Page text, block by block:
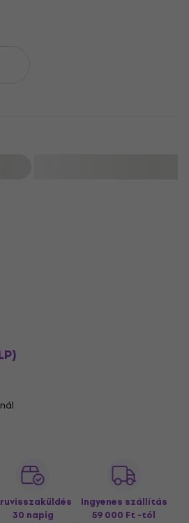
30 napig
Ingyenes szállítás
59 000 Ft -tól